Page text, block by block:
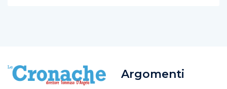
Argomenti